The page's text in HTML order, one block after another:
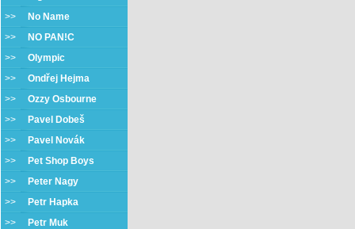
>>
No Name
>>
NO PAN!C
>> Olympic
>> Ondřej Hejma
>> Ozzy Osbourne
>>
Pavel Dobeš
>>
Pavel Novák
>>
Pet Shop Boys
>>
Peter Nagy
>>
Petr Hapka
>>
Petr Muk